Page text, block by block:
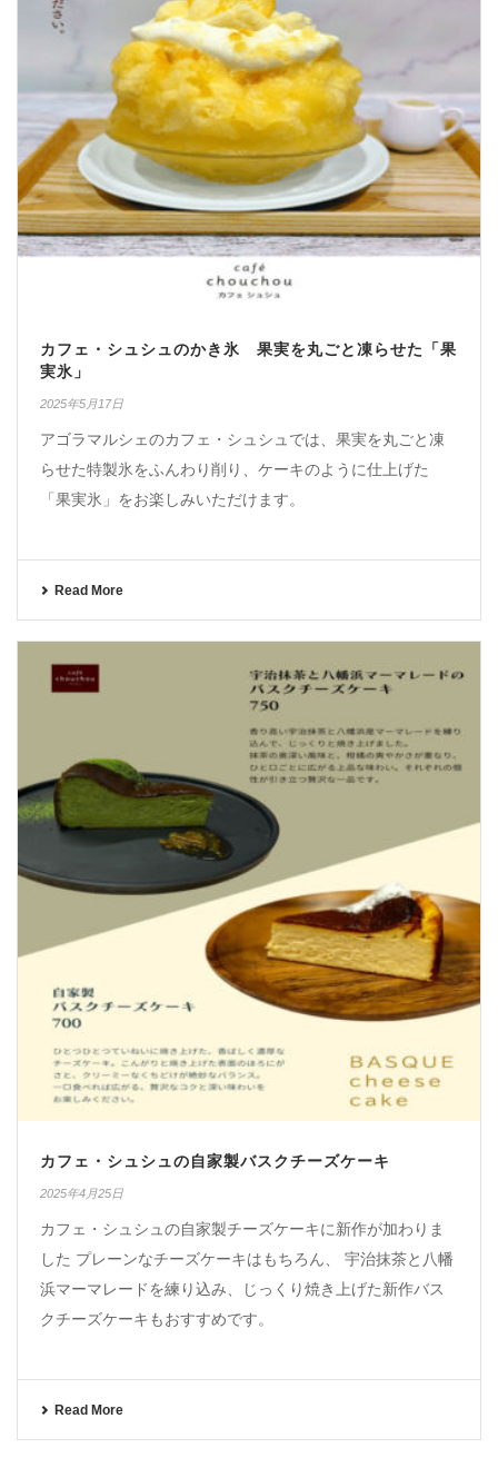
カフェ・シュシュのかき氷 果実を丸ごと凍らせた「果
実氷」
2025年5月17日
アゴラマルシェのカフェ・シュシュでは、果実を丸ごと凍
らせた特製氷をふんわり削り、ケーキのように仕上げた
「果実氷」をお楽しみいただけます。
Read More
カフェ・シュシュの自家製バスクチーズケーキ
2025年4月25日
カフェ・シュシュの自家製チーズケーキに新作が加わりま
した プレーンなチーズケーキはもちろん、 宇治抹茶と八幡
浜マーマレードを練り込み、じっくり焼き上げた新作バス
クチーズケーキもおすすめです。
Read More